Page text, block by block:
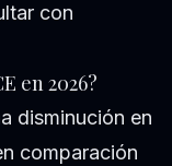
con
en 2026?
disminución en
comparación